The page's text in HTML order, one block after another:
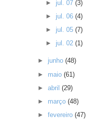
► jul. 07 (3)
► jul. 06 (4)
► jul. 05 (7)
► jul. 02 (1)
► junho(48)
► maio(61)
►abril(29)
► março(48)
►fevereiro(47)